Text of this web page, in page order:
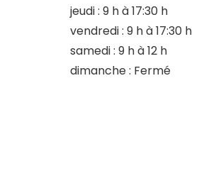
jeudi : 9 h à 17:30 h
vendredi : 9 h à 17:30 h
samedi : 9 h à 12 h
dimanche : Fermé